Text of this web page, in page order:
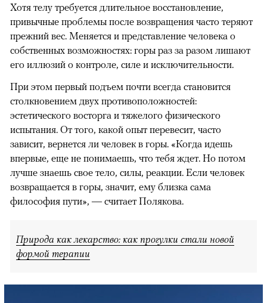
Хотя телу требуется длительное восстановление,
привычные проблемы после возвращения часто теряют
прежний вес. Меняется и представление человека о
собственных возможностях: горы раз за разом лишают
его иллюзий о контроле, силе и исключительности.
При этом первый подъем почти всегда становится
столкновением двух противоположностей:
эстетического восторга и тяжелого физического
испытания. От того, какой опыт перевесит, часто
зависит, вернется ли человек в горы. «Когда идешь
впервые, еще не понимаешь, что тебя ждет. Но потом
лучше знаешь свое тело, силы, реакции. Если человек
возвращается в горы, значит, ему близка сама
философия пути», — считает Полякова.
Природа как лекарство: как прогулки стали новой
формой терапии